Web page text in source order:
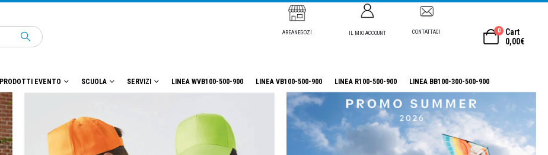
AREANEGOZI IL MIO ACCOUNT CONTATTACI 0
Cart
0,00€
PRODOTTI EVENTO SCUOLA SERVIZI LINEA WVB100-500-900 LINEA VB100-500-900 LINEA R100-500-900 LINEA BB100-300-500-900